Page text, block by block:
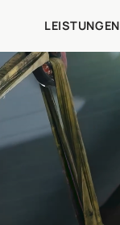
LEISTUNGEN